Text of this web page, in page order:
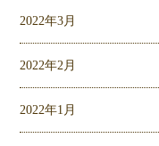
2022年3月
2022年2月
2022年1月